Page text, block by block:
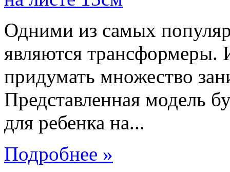
Одними из самых
являются
придумать множество
Представленная модель
для ребенка на...
Подробнее »